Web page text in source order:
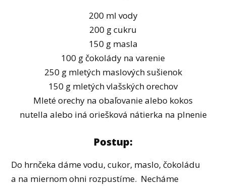
200 ml vody
200 g cukru
150 g masla
100 g čokolády na varenie
250 g mletých maslových sušienok
150 g mletých vlašských orechov
Mleté orechy na obaľovanie alebo kokos
nutella alebo iná oriešková nátierka na plnenie
Postup:
Do hrnčeka dáme vodu, cukor, maslo, čokoládu
a na miernom ohni rozpustíme. Necháme